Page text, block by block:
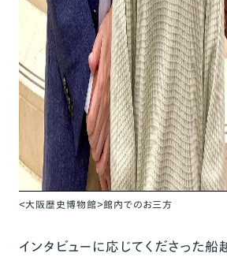
＜大阪歴史博物館＞館内でのお三方
インタビューに応じてくださった船